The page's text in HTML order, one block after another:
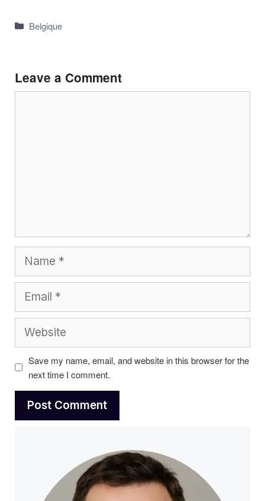
Categories
Belgique
Leave a Comment
Save my name, email, and website in this browser for the
next time I comment.